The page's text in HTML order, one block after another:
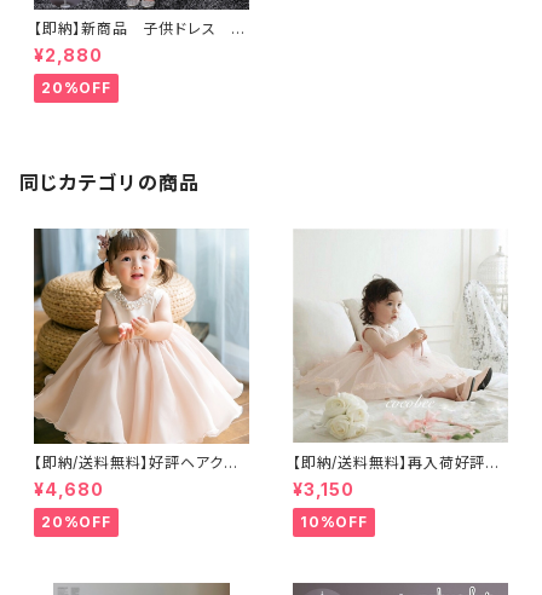
【即納】新商品 子供ドレス 刺
繍リボン付き 女の子ドレス
発表会コンクール お誕生日
結婚式 ジュニアドレス
¥2,880
20%OFF
同じカテゴリの商品
【即納/送料無料】好評ヘアクリッ
プ付き高見え子どもドレスビジ
ューネックラインヘアクリップつ
き ふんわり子供ドレス女の子
フォーマルベビードレス キッズ
0〜120㎝
¥4,680
20%OFF
【即納/送料無料】再入荷好評大
き目ハーフバースデー撮影セル
フ撮影バックリボンチュール ベ
ビードレス 子供ドレス フォーマ
ルドレス 入園式 卒園式 発表会
ラワーガール8090100110120
¥3,150
10%OFF